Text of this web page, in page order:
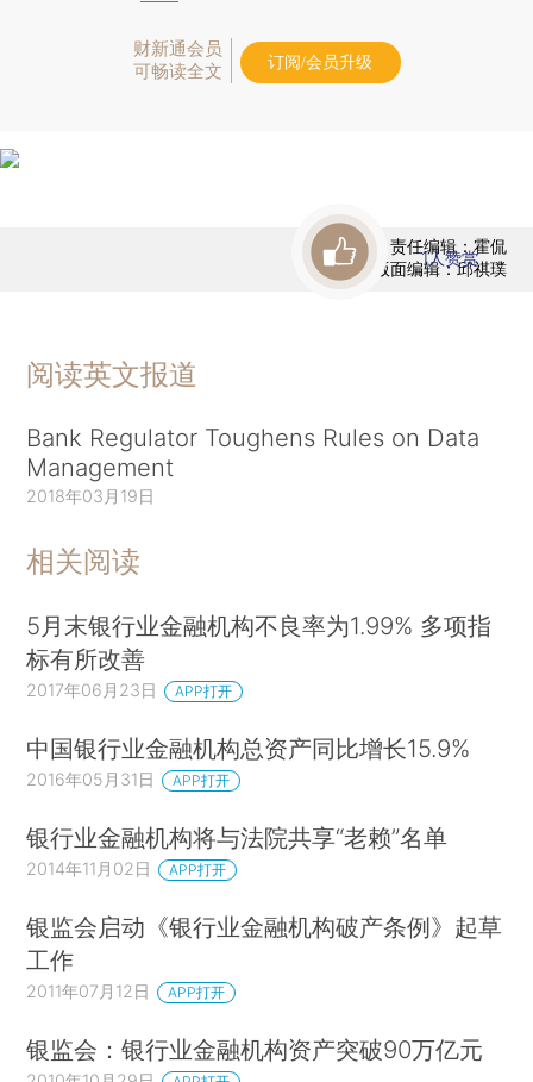
财新通会员
可畅读全文
订阅/会员升级
责任编辑：霍侃
版面编辑：邱祺璞
1人赞赏
阅读英文报道
Bank Regulator Toughens Rules on Data
Management
2018年03月19日
相关阅读
5月末银行业金融机构不良率为1.99% 多项指
标有所改善
2017年06月23日 APP打开
中国银行业金融机构总资产同比增长15.9%
2016年05月31日 APP打开
银行业金融机构将与法院共享“老赖”名单
2014年11月02日 APP打开
银监会启动《银行业金融机构破产条例》起草
工作
2011年07月12日 APP打开
银监会：银行业金融机构资产突破90万亿元